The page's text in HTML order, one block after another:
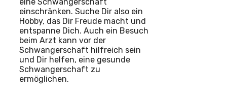
einschränken. Suche Dir also ein
Hobby, das Dir Freude macht und
entspanne Dich. Auch ein Besuch
beim Arzt kann vor der
Schwangerschaft hilfreich sein
und Dir helfen, eine gesunde
Schwangerschaft zu
ermöglichen.